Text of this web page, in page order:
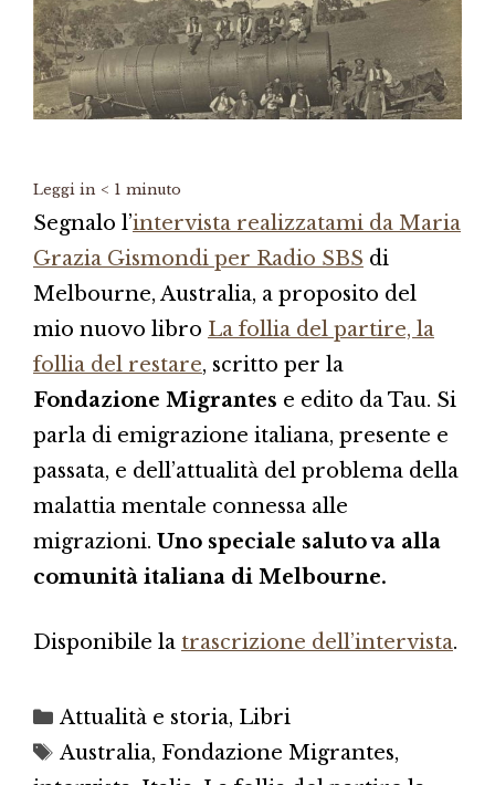
Leggi in < 1 minuto
Segnalo l’intervista realizzatami da Maria
Grazia Gismondi per Radio SBS di
Melbourne, Australia, a proposito del
mio nuovo libro La follia del partire, la
follia del restare, scritto per la
Fondazione Migrantes e edito da Tau. Si
parla di emigrazione italiana, presente e
passata, e dell’attualità del problema della
malattia mentale connessa alle
migrazioni. Uno speciale saluto va alla
comunità italiana di Melbourne.
Disponibile la trascrizione dell’intervista.
Categorie
Attualità e storia, Libri
Tag
Australia, Fondazione Migrantes,